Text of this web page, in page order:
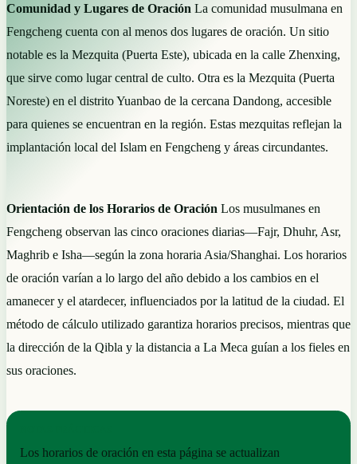
Comunidad y Lugares de Oración La comunidad musulmana en
Fengcheng cuenta con al menos dos lugares de oración. Un sitio
notable es la Mezquita (Puerta Este), ubicada en la calle Zhenxing,
que sirve como lugar central de culto. Otra es la Mezquita (Puerta
Noreste) en el distrito Yuanbao de la cercana Dandong, accesible
para quienes se encuentran en la región. Estas mezquitas reflejan la
implantación local del Islam en Fengcheng y áreas circundantes.
Orientación de los Horarios de Oración Los musulmanes en
Fengcheng observan las cinco oraciones diarias—Fajr, Dhuhr, Asr,
Maghrib e Isha—según la zona horaria Asia/Shanghai. Los horarios
de oración varían a lo largo del año debido a los cambios en el
amanecer y el atardecer, influenciados por la latitud de la ciudad. El
método de cálculo utilizado garantiza horarios precisos, mientras que
la dirección de la Qibla y la distancia a La Meca guían a los fieles en
sus oraciones.
Los horarios de oración en esta página se actualizan